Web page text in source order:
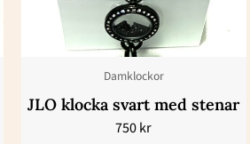
Damklockor
JLO klocka svart med stenar
750kr